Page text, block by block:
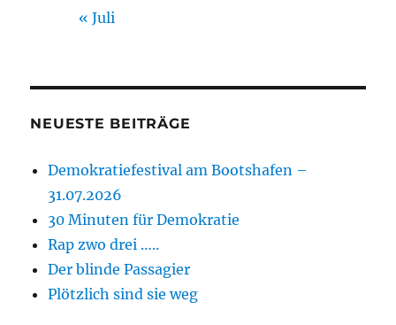
« Juli
NEUESTE BEITRÄGE
Demokratiefestival am Bootshafen –
31.07.2026
30 Minuten für Demokratie
Rap zwo drei …..
Der blinde Passagier
Plötzlich sind sie weg